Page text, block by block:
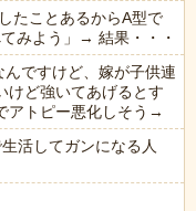
たことあるからA型で
みよう」→ 結果・・・
ですけど、嫁が子供連
けど強いてあげるとす
アトピー悪化しそう→
活してガンになる人